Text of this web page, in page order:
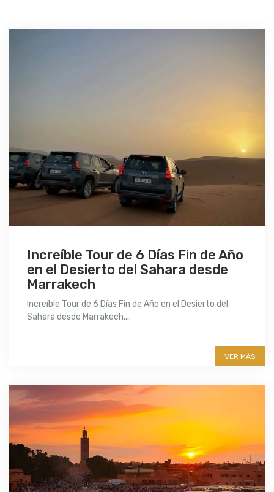
Increíble Tour de 6 Días Fin de Año
en el Desierto del Sahara desde
Marrakech
Increíble Tour de 6 Días Fin de Año en el Desierto del
Sahara desde Marrakech....
VER MÁS